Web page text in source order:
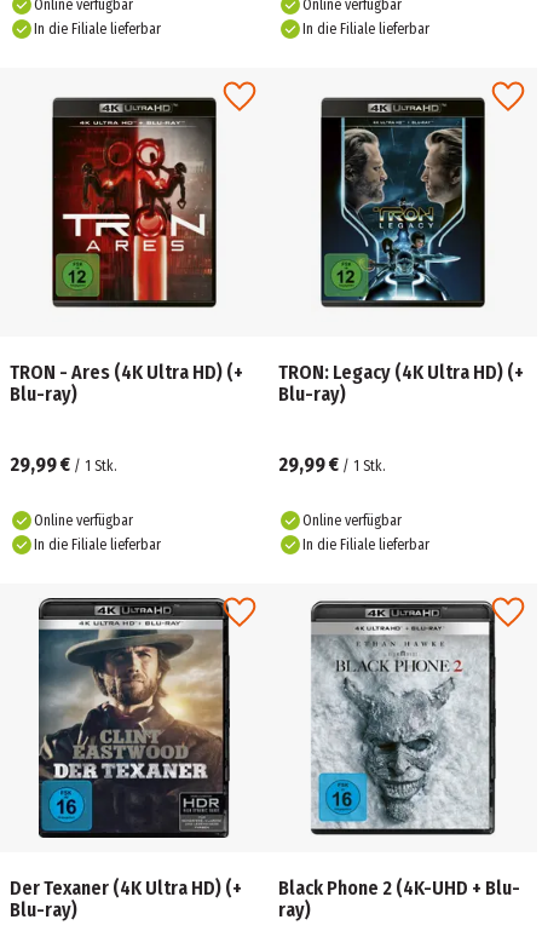
Online verfügbar
In die Filiale lieferbar
Online verfügbar
In die Filiale lieferbar
TRON - Ares (4K Ultra HD) (+
Blu-ray)
29,99 € / 1 Stk.
Online verfügbar
In die Filiale lieferbar
TRON: Legacy (4K Ultra HD) (+
Blu-ray)
29,99 € / 1 Stk.
Online verfügbar
In die Filiale lieferbar
Der Texaner (4K Ultra HD) (+
Blu-ray)
Black Phone 2 (4K-UHD + Blu-
ray)